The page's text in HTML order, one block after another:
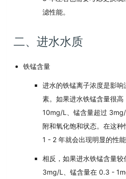
滤性能。
二、进水水质
铁锰含量
进水的铁锰离子浓度是影
素。如果进水铁锰含量很高
10mg/L、锰含量超过
附和氧化饱和状态。在这
1 - 2 年就会出现明显的性
相反，如果进水铁锰含量
3mg/L、锰含量在 0.3 -